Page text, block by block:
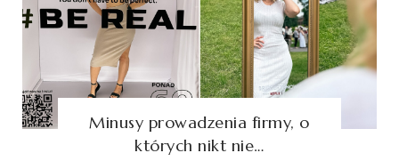
Minusy prowadzenia firmy, o
których nikt nie…